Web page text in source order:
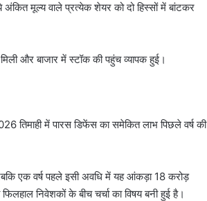
मूल्य वाले प्रत्येक शेयर को दो हिस्सों में बांटकर
और बाजार में स्टॉक की पहुंच व्यापक हुई।
तिमाही में पारस डिफेंस का समेकित लाभ पिछले वर्ष की
एक वर्ष पहले इसी अवधि में यह आंकड़ा 18 करोड़
निवेशकों के बीच चर्चा का विषय बनी हुई है।